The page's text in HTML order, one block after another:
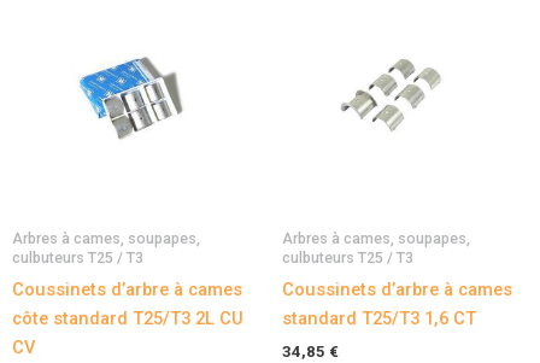
Arbres à cames, soupapes,
culbuteurs T25 / T3
Coussinets d’arbre à cames
côte standard T25/T3 2L CU
CV
Arbres à cames, soupapes,
culbuteurs T25 / T3
Coussinets d’arbre à cames
standard T25/T3 1,6 CT
34,85 €